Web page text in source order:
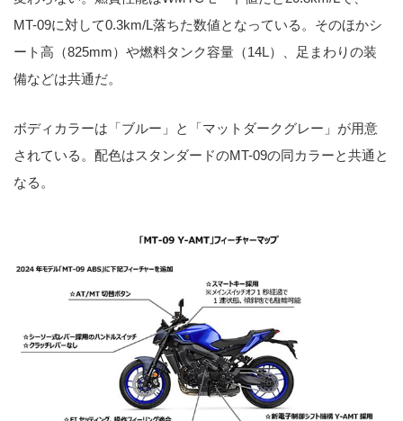
MT-09に対して0.3km/L落ちた数値となっている。そのほかシ
ート高（825mm）や燃料タンク容量（14L）、足まわりの装
備などは共通だ。
ボディカラーは「ブルー」と「マットダークグレー」が用意
されている。配色はスタンダードのMT-09の同カラーと共通と
なる。